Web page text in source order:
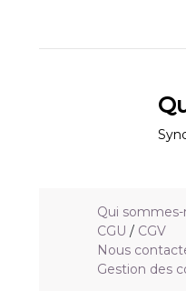
Qui
CGU / CGV
Nous
Gestion des